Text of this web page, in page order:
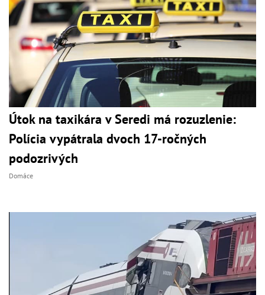
Útok na taxikára v Seredi má rozuzlenie:
Polícia vypátrala dvoch 17-ročných
podozrivých
Domáce